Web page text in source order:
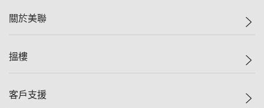
關於美聯
美聯集團
人才招募
搵樓
一手新盤
客戶支援